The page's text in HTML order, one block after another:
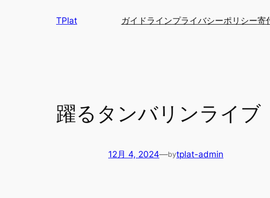
TPlat ガイドラインプライバシーポリシー寄
躍るタンバリンライブ
12月 4, 2024—bytplat-admin